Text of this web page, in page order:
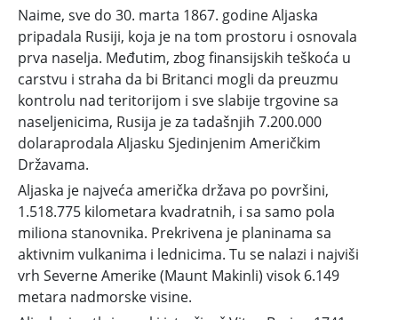
Naime, sve do 30. marta 1867. godine Aljaska
pripadala Rusiji, koja je na tom prostoru i osnovala
prva naselja. Međutim, zbog finansijskih teškoća u
carstvu i straha da bi Britanci mogli da preuzmu
kontrolu nad teritorijom i sve slabije trgovine sa
naseljenicima, Rusija je za tadašnjih 7.200.000
dolaraprodala Aljasku Sjedinjenim Američkim
Državama.
Aljaska je najveća američka država po površini,
1.518.775 kilometara kvadratnih, i sa samo pola
miliona stanovnika. Prekrivena je planinama sa
aktivnim vulkanima i lednicima. Tu se nalazi i najviši
vrh Severne Amerike (Maunt Makinli) visok 6.149
metara nadmorske visine.